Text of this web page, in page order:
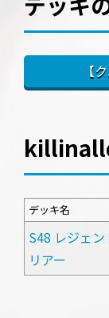
【
デッキ名
S48 レジェ
リアー